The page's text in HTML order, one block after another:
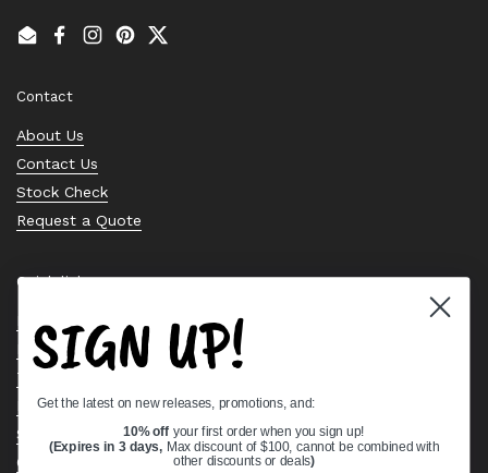
EmailFacebook
Instagram
PinterestTwitter
Contact
About Us
Contact Us
Stock Check
Request a Quote
Quick links
Bearing Knowledge Center
Privacy Policy
Terms & Conditions
Return & Refund Policy
Shipping Policy
Open Cookie Banner
SIGN UP!
Get the latest on new releases, promotions, and:
10% off your first order when you sign up!
(Expires in 3 days, Max discount of $100, cannot be combined with
other discounts or deals)